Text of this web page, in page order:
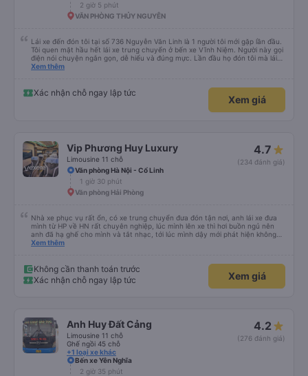
2 giờ 5 phút
VĂN PHÒNG THỦY NGUYÊN
Lái xe đến đón tôi tại số 736 Nguyễn Văn Linh là 1 người tôi mới gặp lần đầu.
Tôi quen mặt hầu hết lái xe trung chuyển ở bến xe Vĩnh Niệm. Người này gọi
điện nói chuyện ngắn gọn, dễ hiểu và đúng mực. Lần đầu họ đón tôi mà lái
xe chạy thẳng vào cửa đón tôi, băng qua quãng đường ngập nước dài gần
nhà chiếc chìa khoá xe mà tôi để quên trong túi và mang theo bên người. Tôi
thực sự rất ấn tượng với người lái xe này, cũng như cách đào tạo nhân viên
của Quý công ty. Đề nghị Quý công ty tuyên dương lái xe này (số điện thoại
Xem thêm
Xác nhận chỗ ngay lập tức
Xem giá
Vip Phương Huy Luxury
Limousine 11 chỗ
4.7
(234 đánh giá)
Văn phòng Hà Nội - Cổ Linh
1 giờ 30 phút
Văn phòng Hải Phòng
Nhà xe phục vụ rất ổn, có xe trung chuyển đưa đón tận nơi, anh lái xe đưa
mình từ HP về HN rất chuyên nghiệp, lúc mình lên xe thì hơi buồn ngủ nên
anh đã hạ ghế cho mình và tắt nhạc, tới lúc mình dậy mới phát hiện không
thấy điện thoại thì anh đã ngay lập tức gọi xe trung chuyển để tìm điện thoại
Xem thêm
Không cần thanh toán trước
Xác nhận chỗ ngay lập tức
Xem giá
Anh Huy Đất Cảng
Limousine 11 chỗ
Ghế ngồi 45 chỗ
+1 loại xe khác
4.2
(276 đánh giá)
Bến xe Yên Nghĩa
2 giờ 35 phút